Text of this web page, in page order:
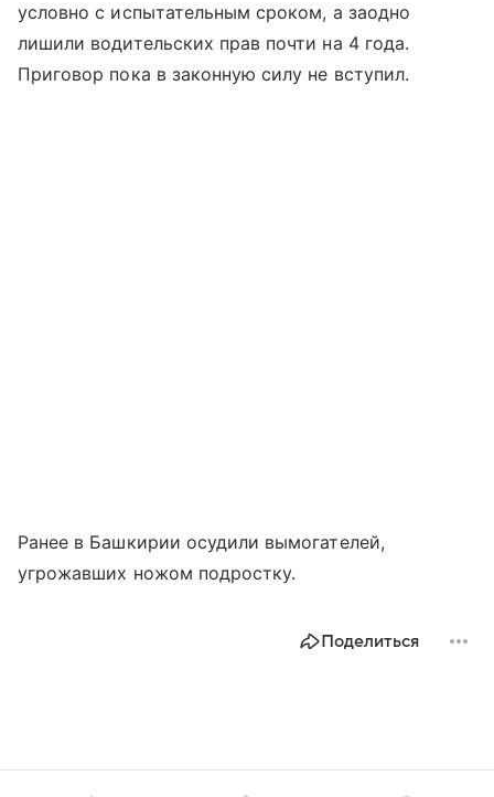
условно с испытательным сроком, а заодно
лишили водительских прав почти на 4 года.
Приговор пока в законную силу не вступил.
Ранее в Башкирии осудили вымогателей,
угрожавших ножом подростку.
Поделиться